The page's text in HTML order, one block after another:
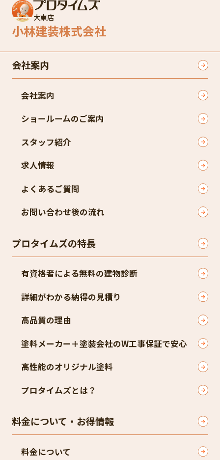
大東店
小林建装株式会社
会社案内
会社案内
ショールームのご案内
スタッフ紹介
求人情報
よくあるご質問
お問い合わせ後の流れ
プロタイムズの特長
有資格者による無料の建物診断
詳細がわかる納得の見積り
高品質の理由
塗料メーカー＋塗装会社のW工事保証で安心
高性能のオリジナル塗料
プロタイムズとは？
料金について・お得情報
料金について